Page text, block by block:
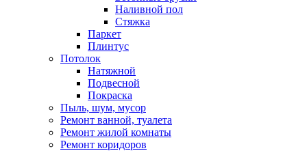
Наливной пол
Стяжка
Паркет
Плинтус
Потолок
Натяжной
Подвесной
Покраска
Пыль, шум, мусор
Ремонт ванной, туалета
Ремонт жилой комнаты
Ремонт коридоров